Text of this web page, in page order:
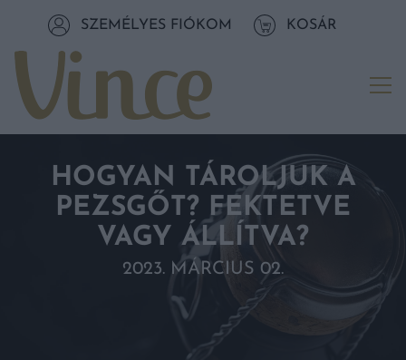
Tovább a tartalomhozSZEMÉLYES FIÓKOM KOSÁR
HOGYAN TÁROLJUK A
PEZSGŐT? FEKTETVE
VAGY ÁLLÍTVA?
2023. MÁRCIUS 02.